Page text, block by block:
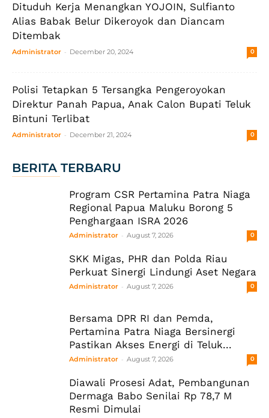
Dituduh Kerja Menangkan YOJOIN, Sulfianto
Alias Babak Belur Dikeroyok dan Diancam
Ditembak
Administrator - December 20, 2024 0
Polisi Tetapkan 5 Tersangka Pengeroyokan
Direktur Panah Papua, Anak Calon Bupati Teluk
Bintuni Terlibat
Administrator - December 21, 2024 0
BERITA TERBARU
Program CSR Pertamina Patra Niaga
Regional Papua Maluku Borong 5
Penghargaan ISRA 2026
Administrator - August 7, 2026 0
SKK Migas, PHR dan Polda Riau
Perkuat Sinergi Lindungi Aset Negara
Administrator - August 7, 2026 0
Bersama DPR RI dan Pemda,
Pertamina Patra Niaga Bersinergi
Pastikan Akses Energi di Teluk...
Administrator - August 7, 2026 0
Diawali Prosesi Adat, Pembangunan
Dermaga Babo Senilai Rp 78,7 M
Resmi Dimulai